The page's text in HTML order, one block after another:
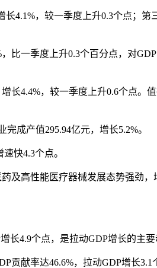
，较一季度上升0.3个点；第
一季度上升0.3个百分点，对
4.4%，较一季度上升0.6个点。
成产值295.94亿元，增长5.2%。
快4.3个点。
高性能医疗器械发展态势强劲，
4.9个点，是拉动GDP增长的主要
献率达46.6%，拉动GDP增长3.1